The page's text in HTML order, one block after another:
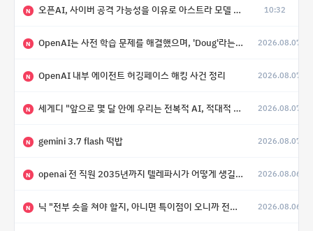
N 오픈AI, 사이버 공격 가능성을 이유로 아스트라 모델 출시 연기 10:32
N OpenAI는 사전 학습 문제를 해결했으며, 'Doug'라는 코드명을 가진 훨씬 더 큰 모델을 활발히 개발 중 2026.08.07
N OpenAI 내부 에이전트 허깅페이스 해킹 사건 정리 2026.08.07
N 세게디 "앞으로 몇 달 안에 우리는 전복적 AI, 적대적 AI 둘 다 보게 될 것" 2026.08.07
N gemini 3.7 flash 떡밥 2026.08.07
N openai 전 직원 2035년까지 텔레파시가 어떻게 생길 수 있는지 2026.08.06
N 닉 "전부 숏을 쳐야 할지, 아니면 특이점이 오니까 전부 롱을 쳐야 할지 모르겠다.” 2026.08.06